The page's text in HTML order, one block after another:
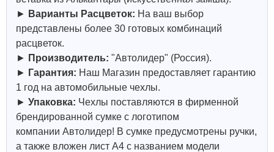
► Варианты Расцветок: На ваш выбор
представлены более 30 готовых комбинаций
расцветок.
► Производитель: "Автолидер" (Россия).
► Гарантия: Наш Магазин предоставляет гарантию
1 год на автомобильные чехлы.
► Упаковка: Чехлы поставляются в фирменной
брендированной сумке с логотипом
компании Автолидер! В сумке предусмотрены ручки,
а также вложен лист А4 с названием модели